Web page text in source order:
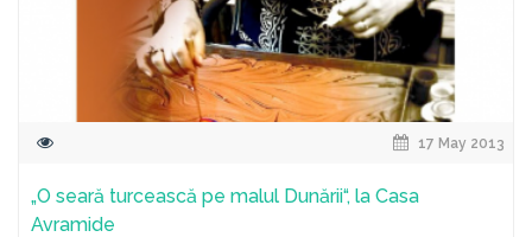
17 May 2013
„O seară turcească pe malul Dunării“, la Casa
Avramide